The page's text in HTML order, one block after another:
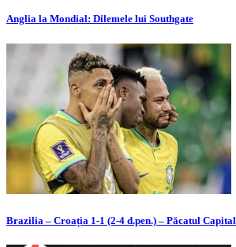
Anglia la Mondial: Dilemele lui Southgate
Brazilia – Croația 1-1 (2-4 d.pen.) – Păcatul Capital